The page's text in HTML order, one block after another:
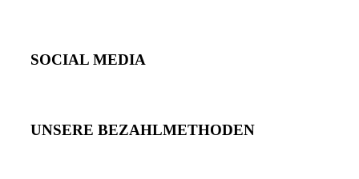
SOCIAL MEDIA
UNSERE BEZAHLMETHODEN